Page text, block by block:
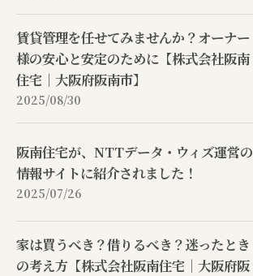
賃貸管理を任せてみませんか？オーナー
様の安心と安定のために【株式会社阪南
住宅｜大阪府阪南市】
2025/08/30
阪南住宅が、NTTデータ・ウィズ運営の
情報サイトに紹介されました！
2025/07/26
家は買うべき？借りるべき？迷ったとき
の考え方【株式会社阪南住宅｜大阪府阪